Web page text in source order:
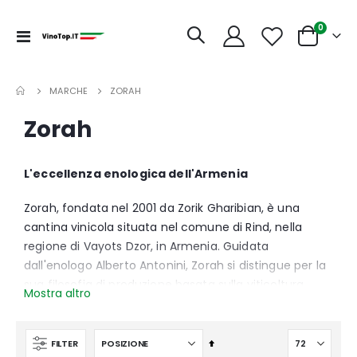
Toggle
Cart
0articoli
MARCHE ZORAH
Zorah
L'eccellenza enologica dell'Armenia
Zorah, fondata nel 2001 da Zorik Gharibian, è una
cantina vinicola situata nel comune di Rind, nella
regione di Vayots Dzor, in Armenia. Guidata
dall'enologo Alberto Antonini, Zorah si distingue per la
sua filosofia di produzione basata sulla viticoltura
autoctone, come l'antica varietà Areni Noir, per
Mostra altro
FILTER
Imposta